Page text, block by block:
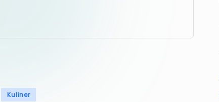
e
Posted
Kuliner